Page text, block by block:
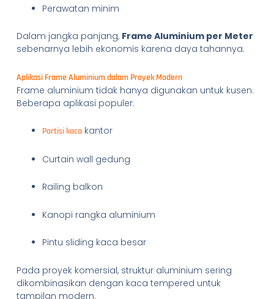
Perawatan minim
Dalam jangka panjang, Frame Aluminium per Meter
sebenarnya lebih ekonomis karena daya tahannya.
Aplikasi Frame Aluminium dalam Proyek Modern
Frame aluminium tidak hanya digunakan untuk kusen.
Beberapa aplikasi populer:
Partisi kacakantor
Curtain wall gedung
Railing balkon
Kanopi rangka aluminium
Pintu sliding kaca besar
Pada proyek komersial, struktur aluminium sering
dikombinasikan dengan kaca tempered untuk
tampilan modern.